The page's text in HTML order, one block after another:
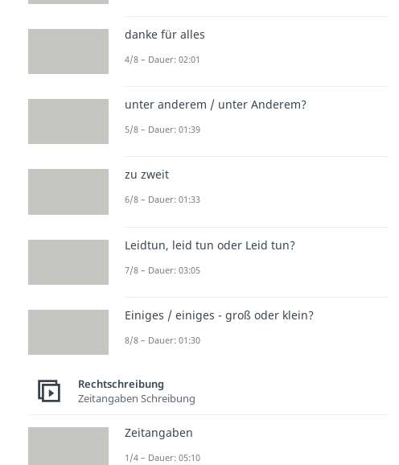
danke für alles
4/8 – Dauer: 02:01
unter anderem / unter Anderem?
5/8 – Dauer: 01:39
zu zweit
6/8 – Dauer: 01:33
Leidtun, leid tun oder Leid tun?
7/8 – Dauer: 03:05
Einiges / einiges - groß oder klein?
8/8 – Dauer: 01:30
Rechtschreibung
Zeitangaben Schreibung
Zeitangaben
1/4 – Dauer: 05:10